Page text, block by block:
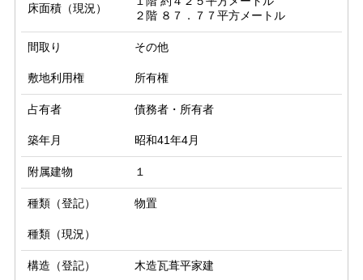
床面積（現況）
２階 ８７．７７平方メートル
間取り その他
敷地利用権 所有権
占有者 債務者・所有者
築年月 昭和41年4月
附属建物 １
種類（登記） 物置
種類（現況）
構造（登記） 木造瓦葺平家建